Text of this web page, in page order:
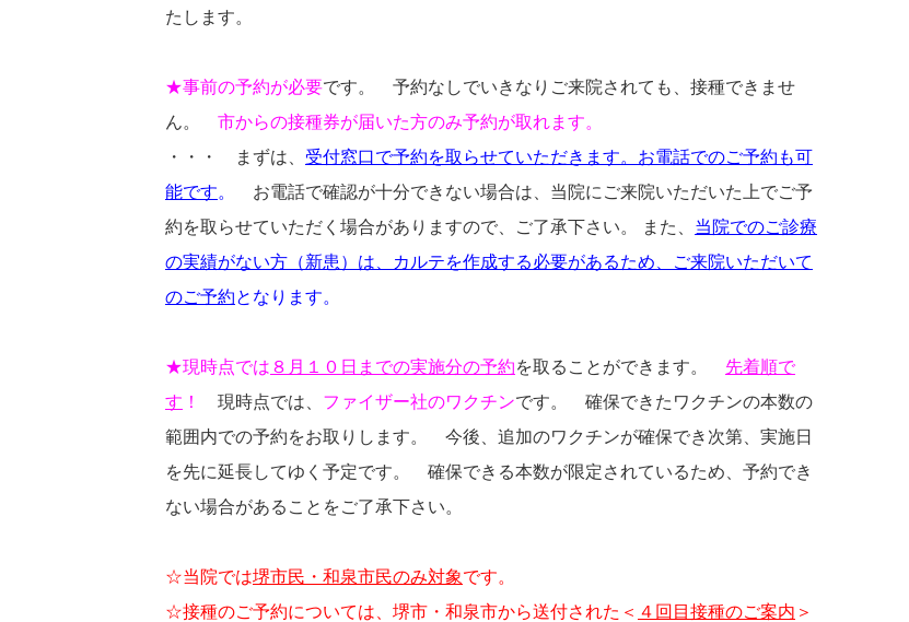
たします。
★事前の予約が必要です。 予約なしでいきなりご来院されても、接種できませ
ん。 市からの接種券が届いた方のみ予約が取れます。
・・・ まずは、 受付窓口で予約を取らせていただきます。お電話でのご予約も可
能です。
お電話で確認が十分できない場合は、当院にご来院いただいた上でご予
約を取らせていただく場合がありますので、ご了承下さい。 また、 当院でのご診療
の実績がない方（新患）は、カルテを作成する必要があるため、ご来院いただいて
のご予約となります。
★現時点では ８ 月１０日までの実施分の予約を取ることができます。 先着順で
す ！ 現時点では、 ファイザー社のワクチンです。 確保できたワクチンの本数の
範囲内での予約をお取りします。 今後、追加のワクチンが確保でき次第、実施日
を先に延長してゆく予定です。 確保できる本数が限定されているため、予約でき
ない場合があることをご了承下さい。
☆当院では堺市民・和泉市民のみ対象です。
☆接種のご予約については、堺市・和泉市から送付された＜ ４回目接種のご案内 ＞